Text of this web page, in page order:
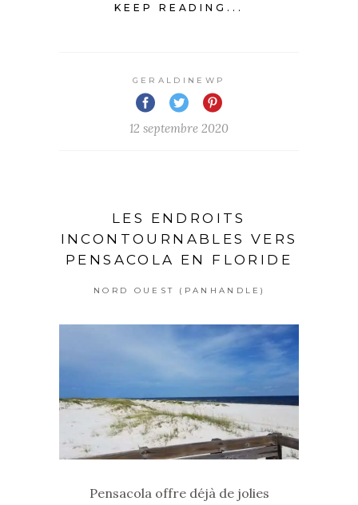
KEEP READING...
GERALDINEWP
12 septembre 2020
LES ENDROITS
INCONTOURNABLES VERS
PENSACOLA EN FLORIDE
NORD OUEST (PANHANDLE)
Pensacola offre déjà de jolies